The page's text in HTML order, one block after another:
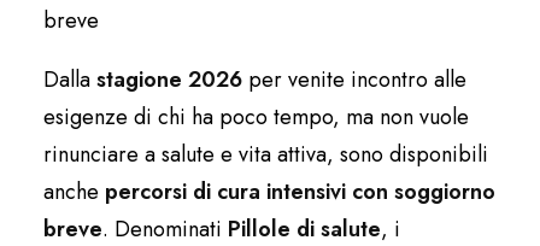
breve
Dallastagione 2026 per venite incontro alle
esigenze di chi ha poco tempo, ma non vuole
rinunciare a salute e vita attiva, sono disponibili
anche percorsi di cura intensivi con soggiorno
breve. Denominati Pillole di salute, i